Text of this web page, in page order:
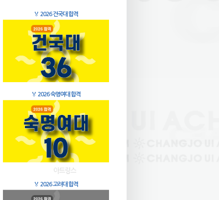
🏅 2026 건국대 합격
🏅 2026 숙명여대 합격
🏅 2026 고려대 합격